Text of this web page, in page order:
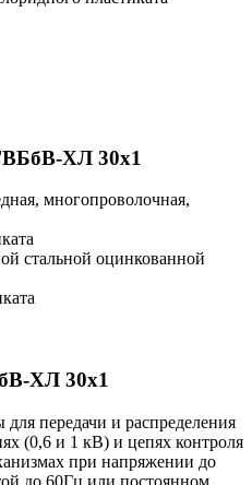
ХЛ 30х1
многопроволочная,
стальной оцинкованной
ХЛ 30х1
передачи и распределения
(0,6 и 1 кВ) и цепях контроля
при напряжении до
до 60Гц или постоянном